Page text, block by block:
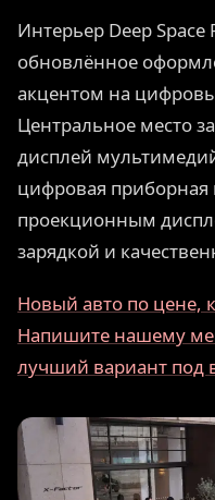
Интерьер Deep Space
обновлённое
акцентом на
Центральное место
дисплей
цифровая
проекционным
зарядкой и
Новый авто по цене,
Напишите нашему
лучший вариант под